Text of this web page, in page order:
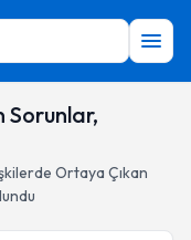
Sorunlar,
Ortaya Çıkan